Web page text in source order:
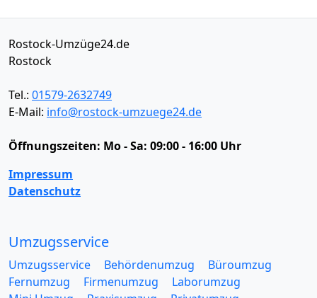
Rostock-Umzüge24.de
Rostock
Tel.: 01579-2632749
E-Mail: info@rostock-umzuege24.de
Öffnungszeiten: Mo - Sa: 09:00 - 16:00 Uhr
Impressum
Datenschutz
Umzugsservice
Umzugsservice Behördenumzug
Büroumzug
Fernumzug
Firmenumzug
Laborumzug